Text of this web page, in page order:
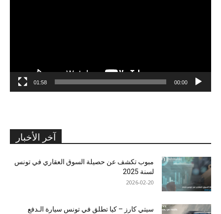
00:00
01:58
آخر الأخبار
مبوب تكشف عن حصيلة السوق العقاري في تونس
لسنة 2025
2026-02-20
سيتي كارز – كيا تطلق في تونس سيارة الـدفع